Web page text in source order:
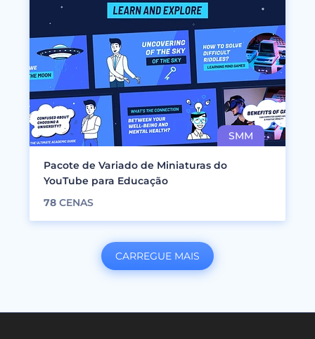
Pacote de Variado de Miniaturas do
YouTube para Educação
78 CENAS
CARREGUE MAIS